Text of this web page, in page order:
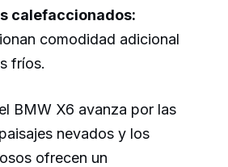
calefaccionados:
comodidad adicional
fríos.
BMW X6 avanza por las
nevados y los
ofrecen un